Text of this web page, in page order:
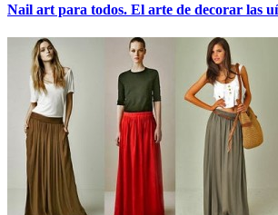
Nail art para todos. El arte de decorar las